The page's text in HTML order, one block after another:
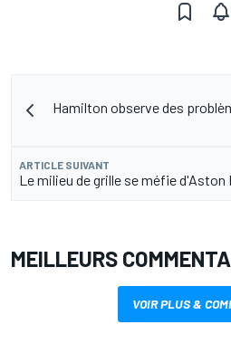
Hamilton observe des
ARTICLE SUIVANT
Le milieu de grille se méfie d'Aston
MEILLEURS
VOIR PLUS &